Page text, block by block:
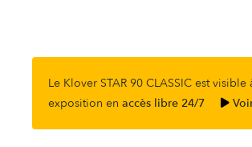
Le Klover STAR 90 CLASSIC est visible
exposition en accès libre 24/7